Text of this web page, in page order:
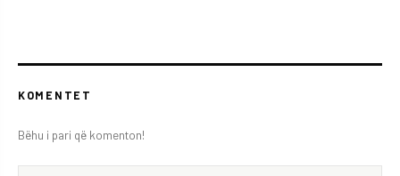
KOMENTET
Bëhu i pari që komenton!